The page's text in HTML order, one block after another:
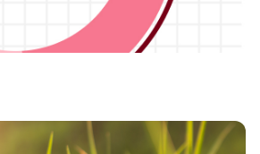
千之商行1800吳*樺1800吳怡瑩18
曾建惟1800李明珊1800林宛霖1
1800王彥翔1800詹*怡1800陳*德18
彭*妮1500徐仟容1500李王誠美1
晁鍾仁1200林玉倫1200林育瑄12